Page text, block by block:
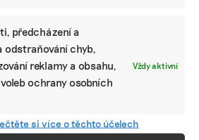
předcházení a
chyb,
reklamy a obsahu,
ochrany osobních
Vždy aktivní
si více o těchto účelech
IRENA BUŘÍVALOVÁ